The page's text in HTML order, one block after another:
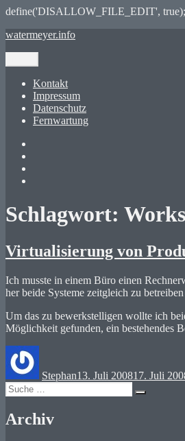
define('DISALLOW_FILE_EDIT',
Zum
watermeyer.info
Kontakt
Impressum
Datenschutz
Fernwartung
Schlagwort:
Virtualisierung von
Ich musste in einem Büro einen
her beide Systeme zeitgleich zu
Um das zu bewerkstelligen wollte ich
Möglichkeit gefunden, ein bestehendes
Stephan13. Juli 200817. Juli
Suche
nach:
Suchen
Archiv